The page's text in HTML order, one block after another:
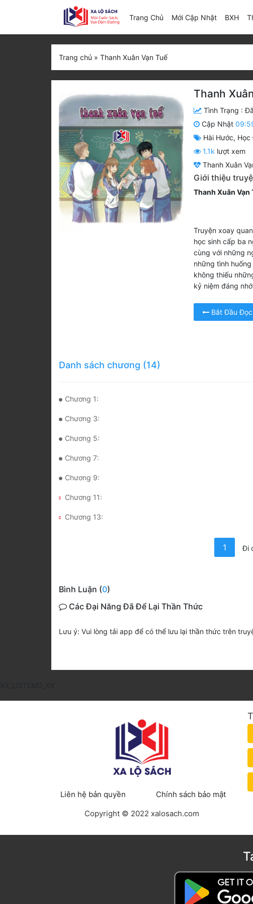
Trang Chủ Mới Cập Nhật(current)
BXH
Trang chủ » Thanh Xuân Vạn Tuế
Thanh
Tình Trạng :
Cập Nhật
Hài Hước, Học
1.1k lượt xem
Thanh Xuân
Giới thiệu
Thanh Xuân Vạn
Truyện xoay
học sinh cấp ba
cùng với những
những tình
không thiếu
kỷ niệm đáng
Bắt Đầu Đọc
Danh sách chương (14)
Chương 1:
Chương 3:
Chương 5:
Chương 7:
Chương 9:
Chương 11:
Chương 13:
1 Đi
Bình Luận (0)
Các Đại Năng Đã Để Lại Thần Thức
Lưu ý: Vui lòng tải app để có thể lưu lại thần thức trên
Liên hệ bản quyền
Chính sách bảo mật
Copyright © 2022 xalosach.com